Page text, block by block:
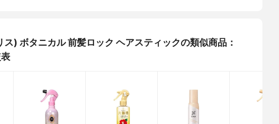
) ボタニカル 前髪ロック ヘアスティックの類似商品：